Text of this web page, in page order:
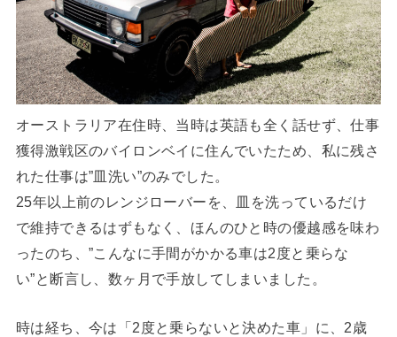
オーストラリア在住時、当時は英語も全く話せず、仕事
獲得激戦区のバイロンベイに住んでいたため、私に残さ
れた仕事は”皿洗い”のみでした。
25年以上前のレンジローバーを、皿を洗っているだけ
で維持できるはずもなく、ほんのひと時の優越感を味わ
ったのち、”こんなに手間がかかる車は2度と乗らな
い”と断言し、数ヶ月で手放してしまいました。
時は経ち、今は「2度と乗らないと決めた車」に、2歳